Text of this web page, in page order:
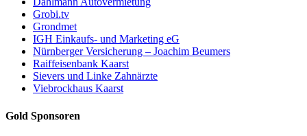
Grobi.tv
Grondmet
IGH Einkaufs- und Marketing eG
Nürnberger Versicherung – Joachim Beumers
Raiffeisenbank Kaarst
Sievers und Linke Zahnärzte
Viebrockhaus Kaarst
Gold Sponsoren